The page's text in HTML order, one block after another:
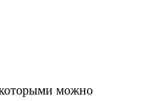
которыми можно